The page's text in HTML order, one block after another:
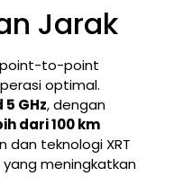
Jarak
point-to-point
optimal.
GHz, dengan
dari 100 km
dan teknologi XRT
yang meningkatkan